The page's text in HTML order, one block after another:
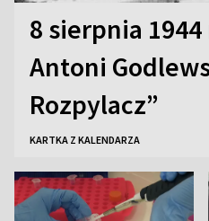
8 sierpnia
Antoni
Rozpylacz”
KARTKA Z KALENDARZA